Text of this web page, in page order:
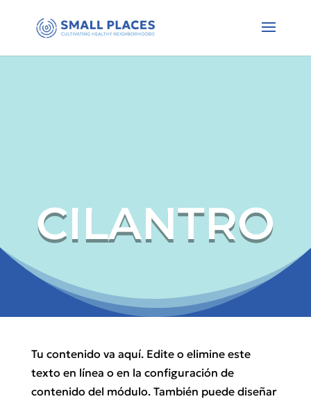
CILANTRO
Tu contenido va aquí. Edite o elimine este
texto en línea o en la configuración de
contenido del módulo. También puede diseñar